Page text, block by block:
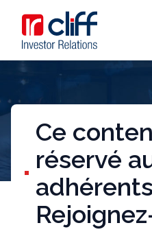
contenu
principal
Aller directement au
Ce
réservé